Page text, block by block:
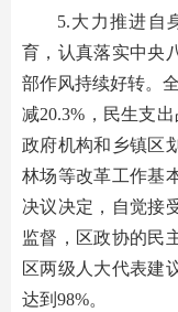
5.大力推进自
育，认真落实中央
部作风持续好转。
减20.3%，民生支
政府机构和乡镇区
林场等改革工作基
决议决定，自觉接
监督，区政协的民
区两级人大代表建
达到98%。